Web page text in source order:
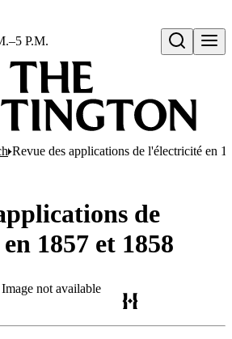
Open search
P.M.
Revue des applications de l'électricité en
de
1857 et 1858
Image not available